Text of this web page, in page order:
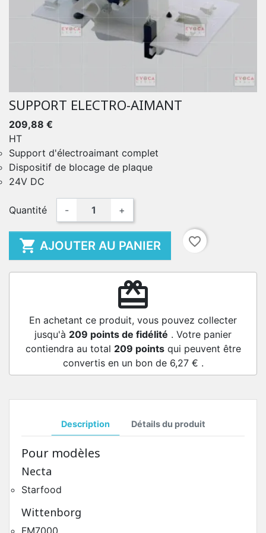
SUPPORT ELECTRO-AIMANT
209,88 €
HT
Support d'électroaimant complet
Dispositif de blocage de plaque
24V DC
Quantité - +
 AJOUTER AU PANIER favorite_border
redeem
En achetant ce produit, vous pouvez collecter
jusqu'à 209 points de fidélité . Votre panier
contiendra au total 209 pointsqui peuvent être
convertis en un bon de 6,27 € .
Description Détails du produit
Pour modèles
Necta
Starfood
Wittenborg